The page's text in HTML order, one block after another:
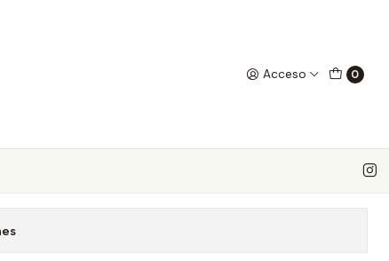
Acceso 0
Menta 1 litro 6